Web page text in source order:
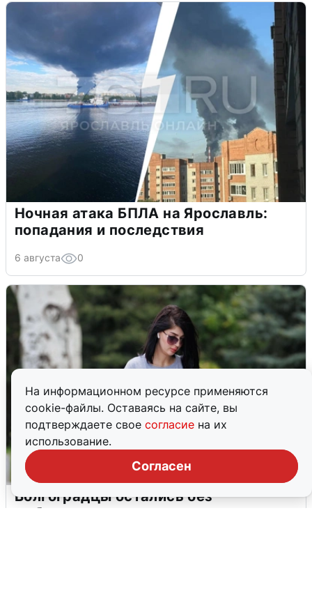
На информационном ресурсе применяются
cookie-файлы. Оставаясь на сайте, вы
подтверждаете свое согласие на их
использование.
Согласен
Ночная атака БПЛА на Ярославль:
попадания и последствия
6 августа 0
Волгоградцы остались без
мобильного интернета